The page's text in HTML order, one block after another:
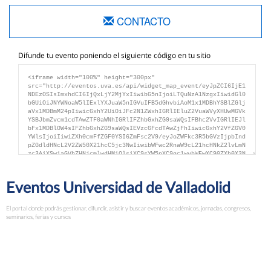
CONTACTO
Difunde tu evento poniendo el siguiente código en tu sitio
Eventos Universidad de Valladolid
El portal donde podrás gestionar, difundir, asistir y buscar eventos académicos, jornadas, congresos,
seminarios, ferias y cursos